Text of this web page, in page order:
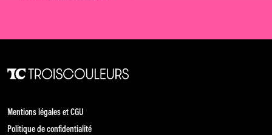
Mentions légales et CGU
Politique de confidentialité